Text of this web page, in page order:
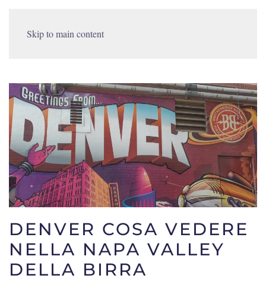
Skip to main content
DENVER COSA VEDERE
NELLA NAPA VALLEY
DELLA BIRRA